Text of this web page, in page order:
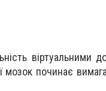
віртуальними
мозок починає